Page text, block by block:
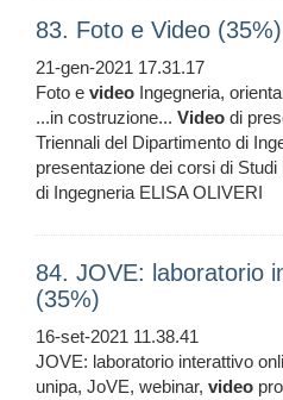
83. Foto e Video (35%)
21-gen-2021 17.31.17
Foto e video Ingegneria,
...in costruzione... Video di
Triennali del Dipartimento di
presentazione dei corsi di
di Ingegneria ELISA OLIVERI
84. JOVE: laboratorio
(35%)
16-set-2021 11.38.41
JOVE: laboratorio interattivo
unipa, JoVE, webinar, video